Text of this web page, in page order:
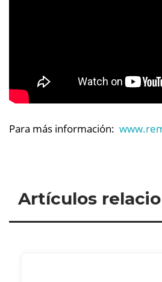
Para más información:
Artículos